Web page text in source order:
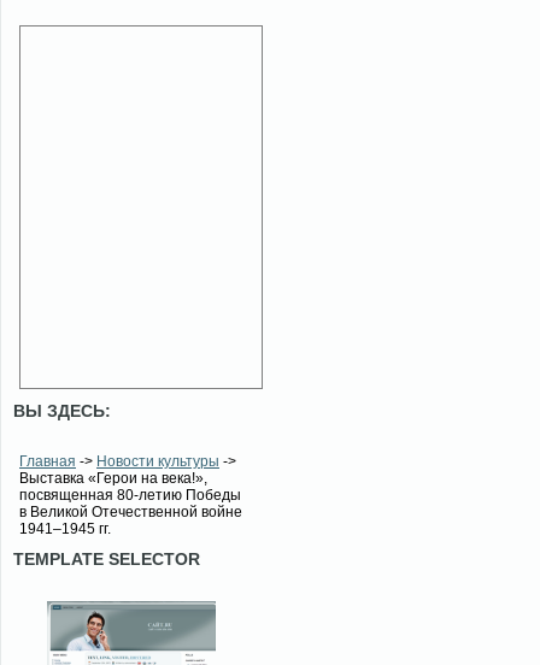
ВЫ ЗДЕСЬ:
Главная -> Новости культуры ->
Выставка «Герои на века!»,
посвященная 80-летию Победы
в Великой Отечественной войне
1941–1945 гг.
TEMPLATE SELECTOR